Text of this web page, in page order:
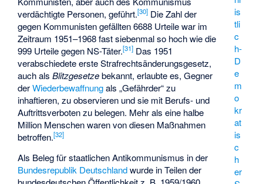
is
tli
c
h-
D
e
m
o
kr
at
is
c
h
er
verdächtigte Personen, geführt.[30] Die Zahl der
gegen Kommunisten gefällten 6688 Urteile war im
Zeitraum 1951–1968 fast siebenmal so hoch wie die
999 Urteile gegen NS-Täter.[31] Das 1951
verabschiedete erste Strafrechtsänderungsgesetz,
auch alsBlitzgesetzebekannt, erlaubte es, Gegner
derWiederbewaffnungals „Gefährder“ zu
inhaftieren, zu observieren und sie mit Berufs- und
Auftrittsverboten zu belegen. Mehr als eine halbe
Million Menschen waren von diesen Maßnahmen
betroffen.[32]
Als Beleg für staatlichen Antikommunismus in der
Bundesrepublik Deutschlandwurde in Teilen der